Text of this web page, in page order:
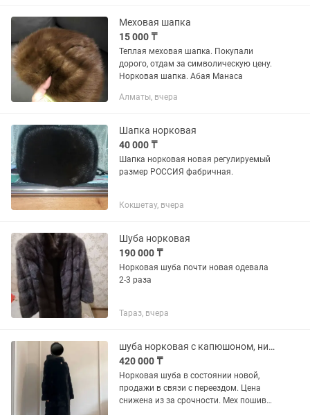
Меховая шапка
15 000 ₸
Теплая меховая шапка. Покупали
дорого, отдам за символическую цену.
Норковая шапка. Абая Манаса
Алматы, вчера
Шапка норковая
40 000 ₸
Шапка норковая новая регулируемый
размер РОССИЯ фабричная.
Кокшетау, вчера
Шуба норковая
190 000 ₸
Норковая шуба почти новая одевала
2-3 раза
Тараз, вчера
шуба норковая с капюшоном, ниже колен.черный бриллиант 44р.
420 000 ₸
Норковая шуба в состоянии новой,
продажи в связи с переездом. Цена
снижена из за срочности. Мех пошив